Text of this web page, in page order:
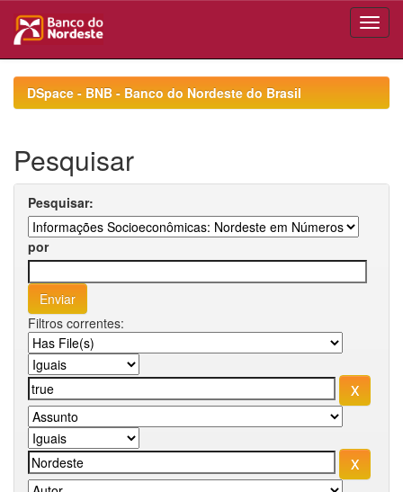
navigationDSpace - BNB - Banco do Nordeste do Brasil
Pesquisar
Pesquisar:
por
Filtros correntes: